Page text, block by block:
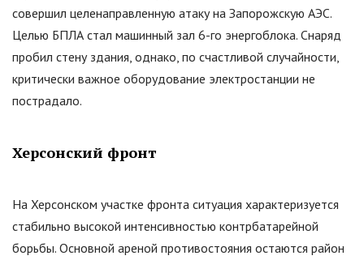
совершил целенаправленную атаку на Запорожскую АЭС.
Целью БПЛА стал машинный зал 6-го энергоблока. Снаряд
пробил стену здания, однако, по счастливой случайности,
критически важное оборудование электростанции не
пострадало.
Херсонский фронт
На Херсонском участке фронта ситуация характеризуется
стабильно высокой интенсивностью контрбатарейной
борьбы. Основной ареной противостояния остаются район